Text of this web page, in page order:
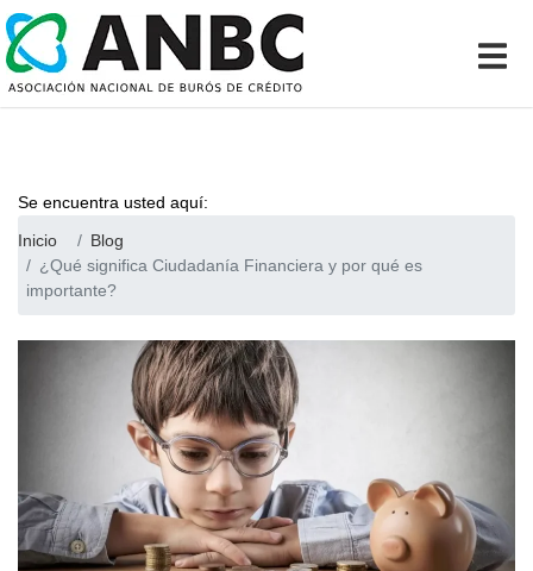
Se encuentra usted aquí:
Inicio
Blog
¿Qué significa Ciudadanía Financiera y por qué es
importante?